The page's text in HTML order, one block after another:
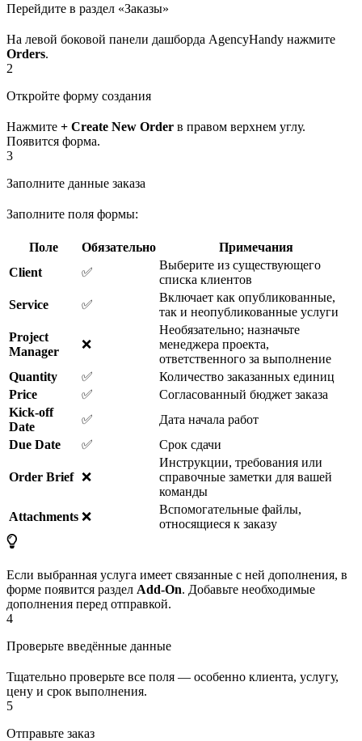
Перейдите в раздел «Заказы»
На левой боковой панели дашборда AgencyHandy нажмите
Orders.
2
Откройте форму создания
Нажмите + Create New Order в правом верхнем углу.
Появится форма.
3
Заполните данные заказа
Заполните поля формы:
Поле Обязательно
Примечания
Client
✅
Выберите из существующего
списка клиентов
Service
✅
Включает как опубликованные,
так и неопубликованные услуги
Project
Manager
❌
Необязательно; назначьте
менеджера проекта,
ответственного за выполнение
Quantity
✅
Количество заказанных единиц
Price
✅
Согласованный бюджет заказа
Kick-off
Date
✅
Дата начала работ
Due Date
✅ Срок сдачи
Order Brief ❌
Инструкции, требования или
справочные заметки для вашей
команды
Attachments ❌
Вспомогательные файлы,
относящиеся к заказу
Если выбранная услуга имеет связанные с ней дополнения, в
форме появится раздел Add-On. Добавьте необходимые
дополнения перед отправкой.
4
Проверьте введённые данные
Тщательно проверьте все поля — особенно клиента, услугу,
цену и срок выполнения.
5
Отправьте заказ